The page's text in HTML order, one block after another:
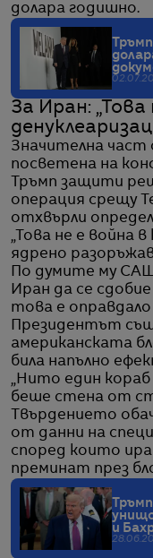
долара годишно.
За Иран: „Това
Значителна част
посветена на
Тръмп защити
операция срещу
отхвърли
„Това не е война в
ядрено
По думите му
Иран да се
това е
Президентът
американската
била напълно
„Нито един
беше стена от
Твърдението
от данни на
според които
преминат през
и